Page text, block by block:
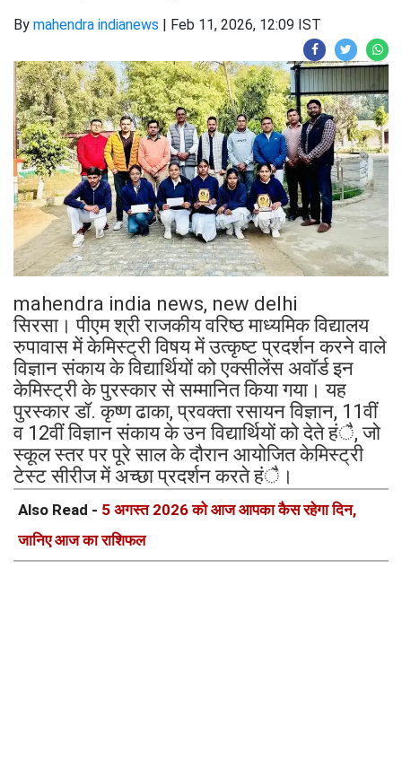
By mahendra indianews | Feb 11, 2026, 12:09 IST
mahendra india news, new delhi
सिरसा। पीएम श्री राजकीय वरिष्ठ माध्यमिक विद्यालय
रुपावास में केमिस्ट्री विषय में उत्कृष्ट प्रदर्शन करने वाले
विज्ञान संकाय के विद्यार्थियों को एक्सीलेंस अवॉर्ड इन
केमिस्ट्री के पुरस्कार से सम्मानित किया गया। यह
पुरस्कार डॉ. कृष्ण ढाका, प्रवक्ता रसायन विज्ञान, 11वीं
व 12वीं विज्ञान संकाय के उन विद्यार्थियों को देते हंै, जो
स्कूल स्तर पर पूरे साल के दौरान आयोजित केमिस्ट्री
टेस्ट सीरीज में अच्छा प्रदर्शन करते हंै।
Also Read - 5 अगस्त 2026 को आज आपका कैस रहेगा दिन,
जानिए आज का राशिफल